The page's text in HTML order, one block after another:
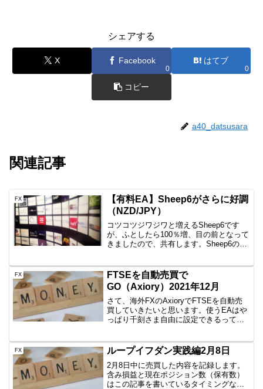
シェアする
X Facebook
0
はてブ
0
コピー
a40_datsusara
関連記事
FX
【有料EA】Sheep6がさらに好調
（NZD/JPY）
コツコツジワジワと増えるSheep6です
が、ふとしたら100％増、目の前となって
きましたので、共有します。Sheep6の挙
えるとのことですが、私はNZDで使って
い...
FX
FTSEを自動売買で
GO（Axiory）2021年12月
さて、海外FXのAxioryでFTSEを自動売
買していきたいと思います。使うEAはや
っぱり千刻さま自由に設定できるって本
ということで、重宝しています。千刻は
こちらから買...
FX ループイフダン実践編2月8日
2月8日中に売買した内容を記録します。
含み損益と現在ポジション数（保有数）
はこの記事を書いているタイミングなの